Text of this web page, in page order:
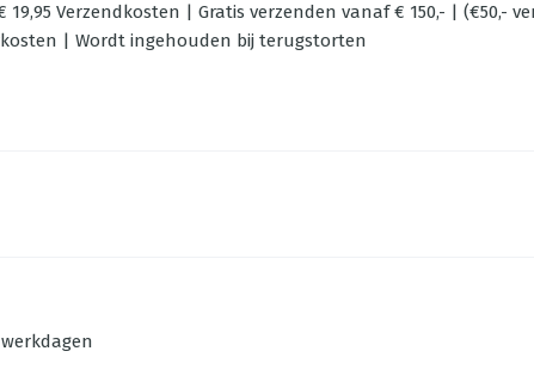
19,95 Verzendkosten | Gratis verzenden vanaf € 150,- | (€50,-
| Wordt ingehouden bij terugstorten